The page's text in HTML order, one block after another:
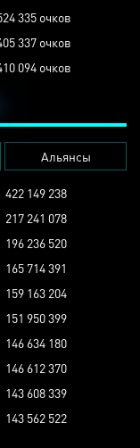
335 очков
337 очков
094 очков
Альянсы
422 149 238
217 241 078
196 236 520
165 714 391
159 163 204
151 950 399
146 634 180
146 612 370
143 608 339
143 562 522